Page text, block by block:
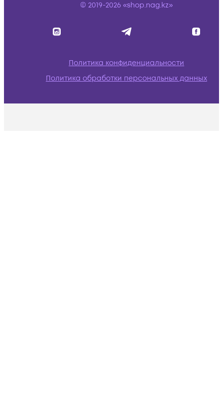
© 2019-2026 «shop.nag.kz»
Политика конфиденциальности
Политика обработки персональных данных